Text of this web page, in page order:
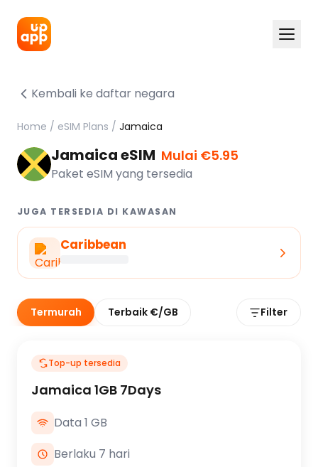
Kembali ke daftar negara
Home / eSIM Plans / Jamaica
Jamaica eSIM Mulai €5.95
Paket eSIM yang tersedia
JUGA TERSEDIA DI KAWASAN
Caribbean
Termurah Terbaik €/GB Filter
Top-up tersedia
Jamaica 1GB 7Days
Data 1 GB
Berlaku 7 hari